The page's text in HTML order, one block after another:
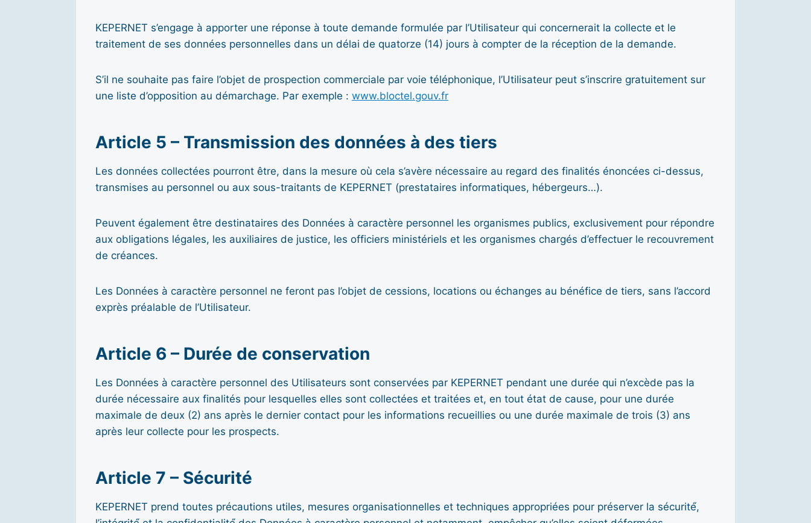
KEPERNET s’engage à apporter une réponse à toute demande formulée par l’Utilisateur qui concernerait la collecte et le
traitement de ses données personnelles dans un délai de quatorze (14) jours à compter de la réception de la demande.
S’il ne souhaite pas faire l’objet de prospection commerciale par voie téléphonique, l’Utilisateur peut s’inscrire gratuitement sur
une liste d’opposition au démarchage. Par exemple : www.bloctel.gouv.fr
Article 5 – Transmission des données à des tiers
Les données collectées pourront être, dans la mesure où cela s’avère nécessaire au regard des finalités énoncées ci-dessus,
transmises au personnel ou aux sous-traitants de KEPERNET (prestataires informatiques, hébergeurs…).
Peuvent également être destinataires des Données à caractère personnel les organismes publics, exclusivement pour répondre
aux obligations légales, les auxiliaires de justice, les officiers ministériels et les organismes chargés d’effectuer le recouvrement
de créances.
Les Données à caractère personnel ne feront pas l’objet de cessions, locations ou échanges au bénéfice de tiers, sans l’accord
exprès préalable de l’Utilisateur.
Article 6 – Durée de conservation
Les Données à caractère personnel des Utilisateurs sont conservées par KEPERNET pendant une durée qui n’excède pas la
durée nécessaire aux finalités pour lesquelles elles sont collectées et traitées et, en tout état de cause, pour une durée
maximale de deux (2) ans après le dernier contact pour les informations recueillies ou une durée maximale de trois (3) ans
après leur collecte pour les prospects.
Article 7 – Sécurité
KEPERNET prend toutes précautions utiles, mesures organisationnelles et techniques appropriées pour préserver la sécurité́,